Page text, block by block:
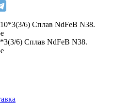
6) Сплав NdFeB N38.